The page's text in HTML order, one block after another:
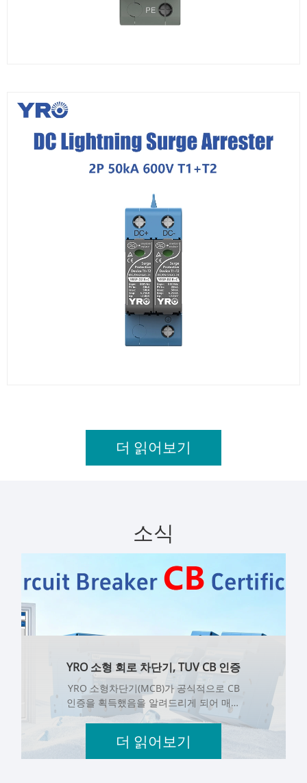
더 읽어보기
소식
YRO 소형 회로 차단기, TUV CB 인증
원
YRO 소형차단기(MCB)가 공식적으로 CB
인증을 획득했음을 알려드리게 되어 매우
기쁘게 생각합니다. 이 성과는 전기 보호
미하며 제품 품질, 안전 성능 및 국제 표준
준수에 대한 당사의 장기적인 노력을 반
더 읽어보기